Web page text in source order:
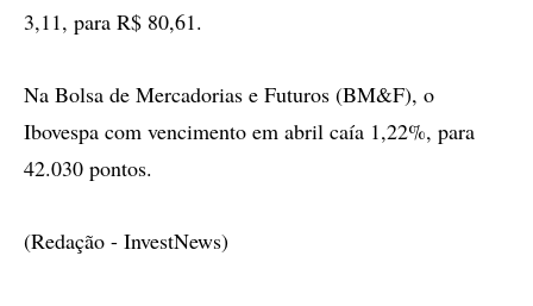
3,11, para R$ 80,61.
Na Bolsa de Mercadorias e Futuros (BM&F), o
Ibovespa com vencimento em abril caía 1,22%, para
42.030 pontos.
(Redação - InvestNews)